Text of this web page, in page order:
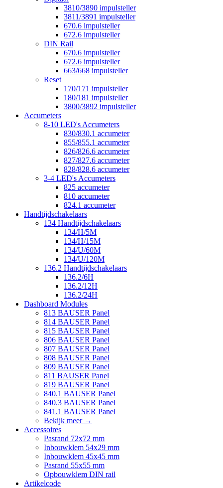
3810/3890 impulsteller
3811/3891 impulsteller
670.6 impulsteller
672.6 impulsteller
DIN Rail
670.6 impulsteller
672.6 impulsteller
663/668 impulsteller
Reset
170/171 impulsteller
180/181 impulsteller
3800/3892 impulsteller
Accumeters
8-10 LED's Accumeters
830/830.1 accumeter
855/855.1 accumeter
826/826.6 accumeter
827/827.6 accumeter
828/828.6 accumeter
3-4 LED's Accumeters
825 accumeter
810 accumeter
824.1 accumeter
Handtijdschakelaars
134 Handtijdschakelaars
134/H/5M
134/H/15M
134/U/60M
134/U/120M
136.2 Handtijdschakelaars
136.2/6H
136.2/12H
136.2/24H
Dashboard Modules
813 BAUSER Panel
814 BAUSER Panel
815 BAUSER Panel
806 BAUSER Panel
807 BAUSER Panel
808 BAUSER Panel
809 BAUSER Panel
811 BAUSER Panel
819 BAUSER Panel
840.1 BAUSER Panel
840.3 BAUSER Panel
841.1 BAUSER Panel
Bekijk meer →
Accessoires
Pasrand 72x72 mm
Inbouwklem 54x29 mm
Inbouwklem 45x45 mm
Pasrand 55x55 mm
Opbouwklem DIN rail
Artikelcode